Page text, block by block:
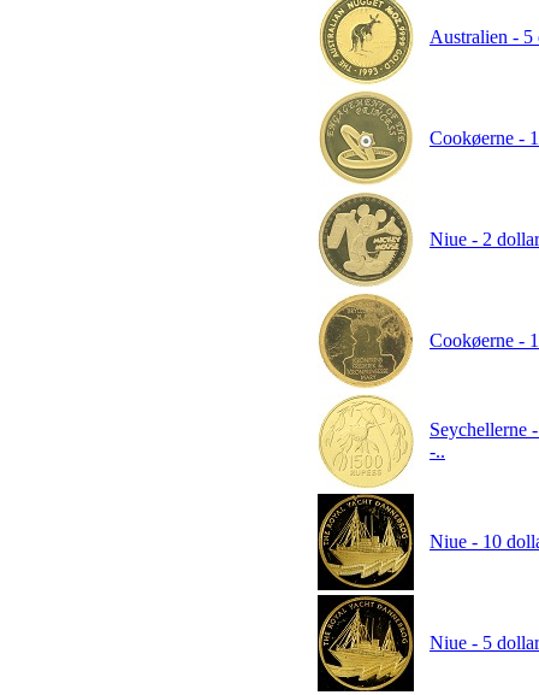
Australien -
Cookøerne -
Niue - 2
Cookøerne -
Seychellerne
-..
Niue - 10
Niue - 5